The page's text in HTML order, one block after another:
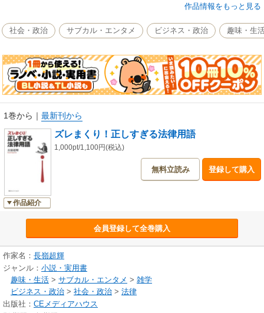
『裁判官の爆笑お言葉集』の著者が放つ、ぶっちゃけ法律用語辞典。
ちているって、どういうこと？ 日本で最も重い犯罪って、なーんだ？
過去100年間、行われていない国家試験がある？ 19歳でも選挙に投票でき
作品情報をもっと見る
社会・政治 サブカル・エンタメ ビジネス・政治 趣味・生
1巻から ｜ 最新刊から
作品紹介
ズレまくり！正しすぎる法律用語
1,000pt/1,100円(税込)
無料立読み 登録して購入
会員登録して全巻購入
作家名： 長嶺超輝
ジャンル： 小説・実用書
趣味・生活 > サブカル・エンタメ > 雑学
ビジネス・政治 > 社会・政治 > 法律
出版社： CEメディアハウス